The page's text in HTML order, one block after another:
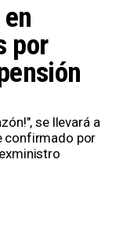
por
se llevará a
confirmado por